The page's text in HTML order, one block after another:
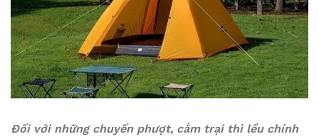
Đối với những chuyến phượt, cắm trại thì lều chính